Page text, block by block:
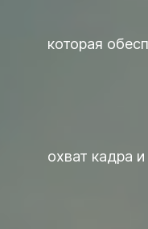
которая
охват кадра